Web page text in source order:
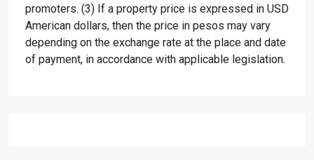
promoters. (3) If a property price is expressed in USD
American dollars, then the price in pesos may vary
depending on the exchange rate at the place and date
of payment, in accordance with applicable legislation.